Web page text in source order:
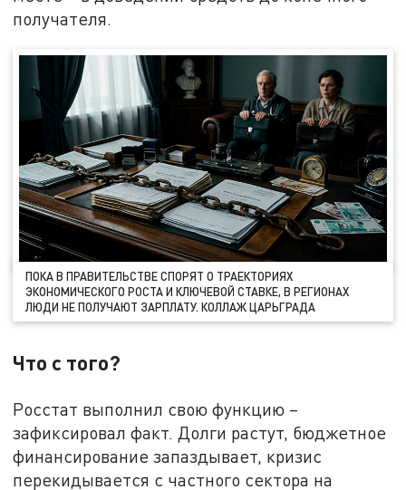
получателя.
ПОКА В ПРАВИТЕЛЬСТВЕ СПОРЯТ О ТРАЕКТОРИЯХ
ЭКОНОМИЧЕСКОГО РОСТА И КЛЮЧЕВОЙ СТАВКЕ, В РЕГИОНАХ
ЛЮДИ НЕ ПОЛУЧАЮТ ЗАРПЛАТУ. КОЛЛАЖ ЦАРЬГРАДА
Что с того?
Росстат выполнил свою функцию –
зафиксировал факт. Долги растут, бюджетное
финансирование запаздывает, кризис
перекидывается с частного сектора на